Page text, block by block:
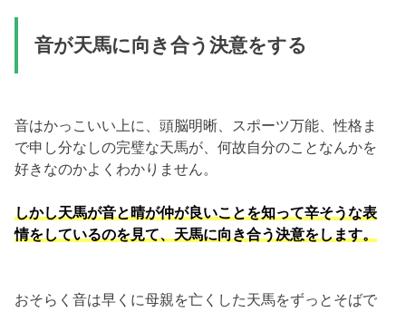
音が天馬に向き合う決意をする
音はかっこいい上に、頭脳明晰、スポーツ万能、性格ま
で申し分なしの完璧な天馬が、何故自分のことなんかを
好きなのかよくわかりません。
しかし天馬が音と晴が仲が良いことを知って辛そうな表
情をしているのを見て、天馬に向き合う決意をします。
おそらく音は早くに母親を亡くした天馬をずっとそばで